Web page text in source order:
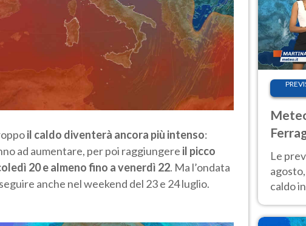
il caldo diventerà ancora più intenso:
ad aumentare, per poi raggiungere il picco
20 e almeno fino a venerdì 22. Ma l’ondata
anche nel weekend del 23 e 24 luglio.
Nord
Le
caldo
Nord.